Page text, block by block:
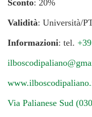
Sconto: 20%
Validità: Università/
Informazioni: tel.
Via Palianese Sud